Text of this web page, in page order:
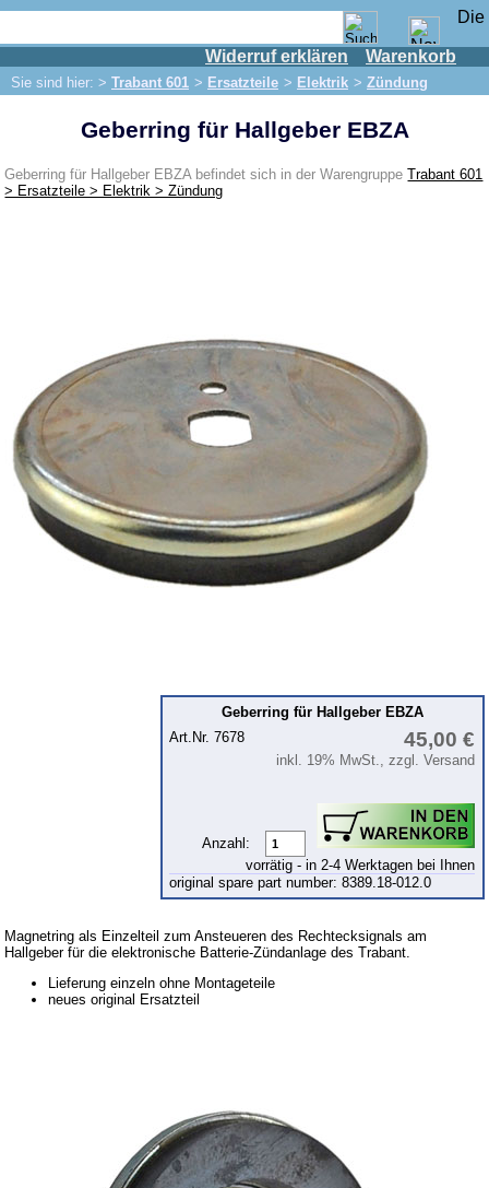
Widerruf erklären Warenkorb
Sie sind hier: > Trabant 601 > Ersatzteile > Elektrik > Zündung
IFA Motor
IFA-Fahrzeuge
Ersatzteile
Bremsleitung
Hauptbremszylinder
Elektrik
Anlasser
Lichtmaschine
Zündung
Beleuchtung
Vorderachse
Scheibenwaschanlage
Karosserie
Anstecker
Fußmatten
Tuningteile
Fahrzeuge
Geberring für Hallgeber EBZA
Geberring für Hallgeber EBZA befindet sich in der WarengruppeTrabant 601
> Ersatzteile > Elektrik > Zündung
Geberring für Hallgeber EBZA
Art.Nr. 7678
45,00 €
inkl. 19% MwSt., zzgl. Versand
Anzahl:
vorrätig - in 2-4 Werktagen bei Ihnen
original spare part number: 8389.18-012.0
Magnetring als Einzelteil zum Ansteueren des Rechtecksignals am
Hallgeber für die elektronische Batterie-Zündanlage des Trabant.
Lieferung einzeln ohne Montageteile
neues original Ersatzteil